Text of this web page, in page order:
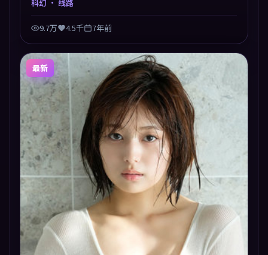
科幻 · 线路
9.7万 4.5千 7年前
最新